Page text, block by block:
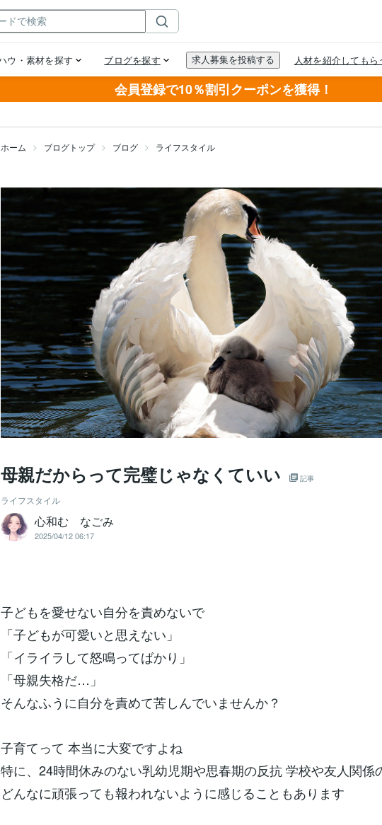
会員登録で10％割引クーポンを獲得！
ホーム ブログトップ ブログ ライフスタイル
母親だからって完璧じゃなくていい 記事
ライフスタイル
心和む なごみ
2025/04/12 06:17
子どもを愛せない自分を責めないで
「子どもが可愛いと思えない」
「イライラして怒鳴ってばかり」
「母親失格だ…」
そんなふうに自分を責めて苦しんでいませんか？
子育てって 本当に大変ですよね
特に、24時間休みのない乳幼児期や思春期の反抗 学校や友人関
どんなに頑張っても報われないように感じることもあります